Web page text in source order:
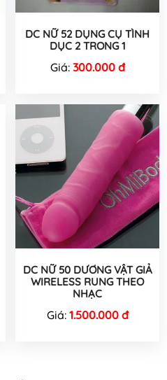
DC NỮ 52 DỤNG CỤ TÌNH
DỤC 2 TRONG 1
Giá: 300.000 đ
DC NỮ 50 DƯƠNG VẬT GIẢ
WIRELESS RUNG THEO
NHẠC
Giá: 1.500.000 đ